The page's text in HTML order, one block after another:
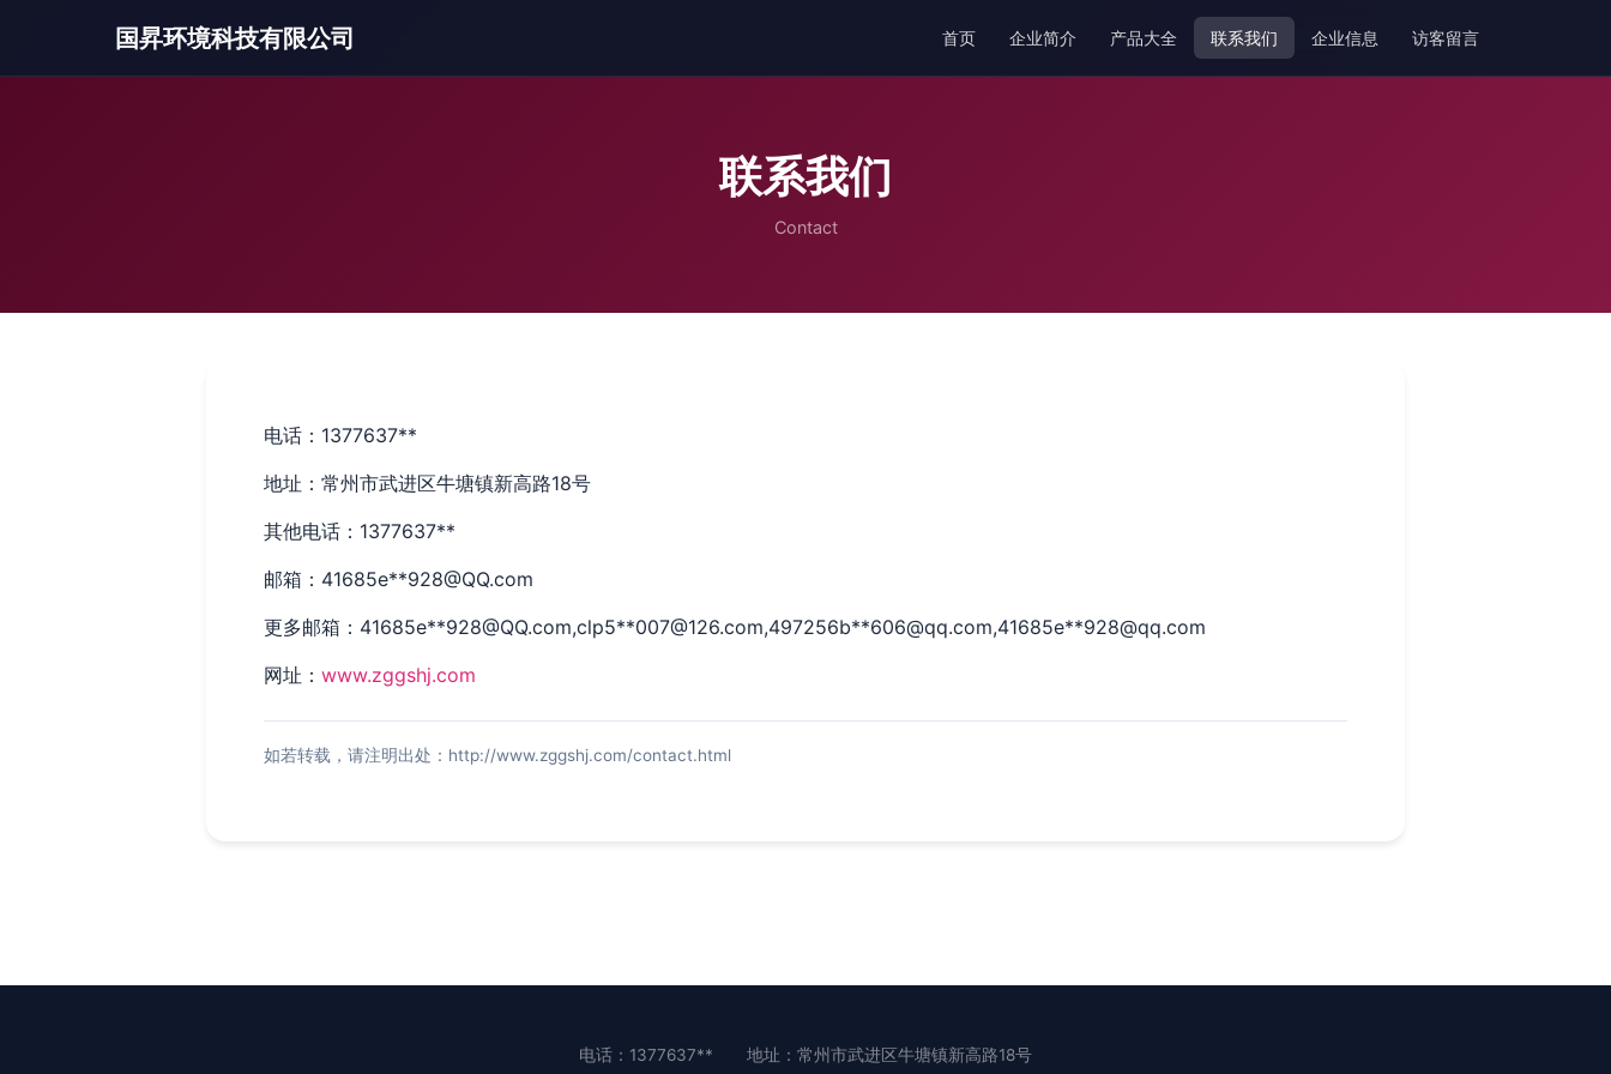
国昇环境科技有限公司 首页 企业简介 产品大全 联系我们 企业信息 访客留言
联系我们
Contact
电话：1377637**
地址：常州市武进区牛塘镇新高路18号
其他电话：1377637**
邮箱：41685e**928@QQ.com
更多邮箱：41685e**928@QQ.com,clp5**007@126.com,497256b**606@qq.com,41685e**928@qq.com
网址： www.zggshj.com
如若转载，请注明出处：http://www.zggshj.com/contact.html
电话：1377637** 地址：常州市武进区牛塘镇新高路18号